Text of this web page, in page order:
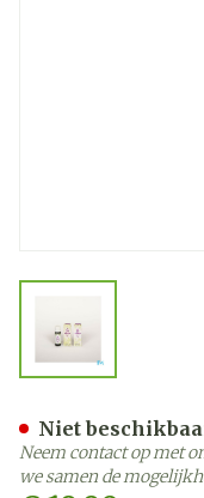
Niet
Neem contact op met
we samen de